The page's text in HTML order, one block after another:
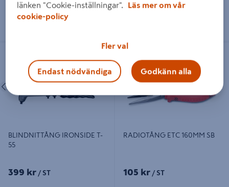
Läs mer
Föregående Nästa
BLINDNITTÅNG IRONSIDE T-
55
399 kr / ST
RADIOTÅNG ETC 160MM SB
RADIOTÅNG ETC 160MM SB
105 kr / ST
länken "Cookie-inställningar".
Läs mer om vår
cookie-policy
Fler val
Endast nödvändiga Godkänn alla